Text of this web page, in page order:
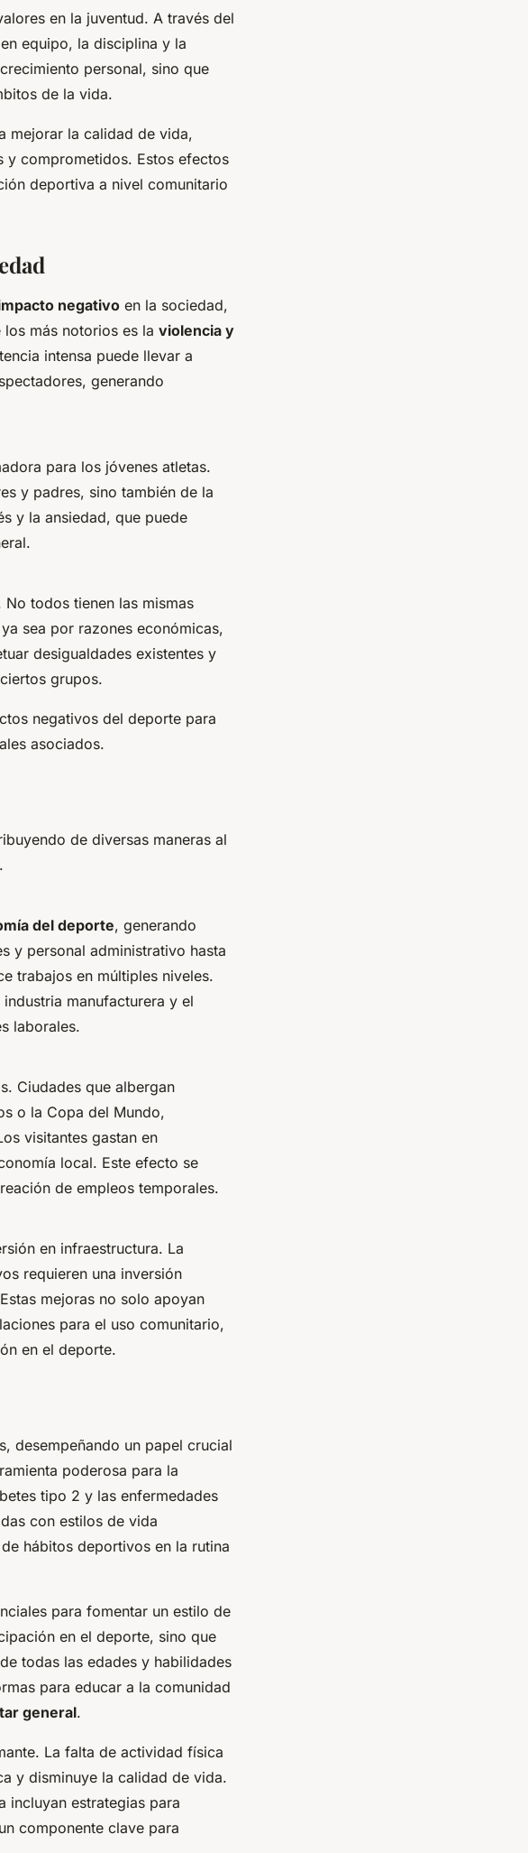
en la juventud. A través del
equipo, la disciplina y la
personal, sino que
de la vida.
mejorar la calidad de vida,
y comprometidos. Estos efectos
deportiva a nivel comunitario
negativo en la sociedad,
los más notorios es la violencia y
intensa puede llevar a
generando
para los jóvenes atletas.
y padres, sino también de la
y la ansiedad, que puede
todos tienen las mismas
sea por razones económicas,
desigualdades existentes y
grupos.
negativos del deporte para
asociados.
de diversas maneras al
del deporte, generando
y personal administrativo hasta
trabajos en múltiples niveles.
manufacturera y el
laborales.
Ciudades que albergan
o la Copa del Mundo,
visitantes gastan en
local. Este efecto se
de empleos temporales.
en infraestructura. La
requieren una inversión
mejoras no solo apoyan
para el uso comunitario,
en el deporte.
desempeñando un papel crucial
poderosa para la
tipo 2 y las enfermedades
con estilos de vida
hábitos deportivos en la rutina
para fomentar un estilo de
en el deporte, sino que
todas las edades y habilidades
para educar a la comunidad
general.
La falta de actividad física
y disminuye la calidad de vida.
incluyan estrategias para
componente clave para